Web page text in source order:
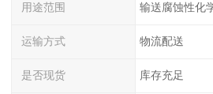
用途范围 输送腐蚀性化
运输方式 物流配送
是否现货 库存充足